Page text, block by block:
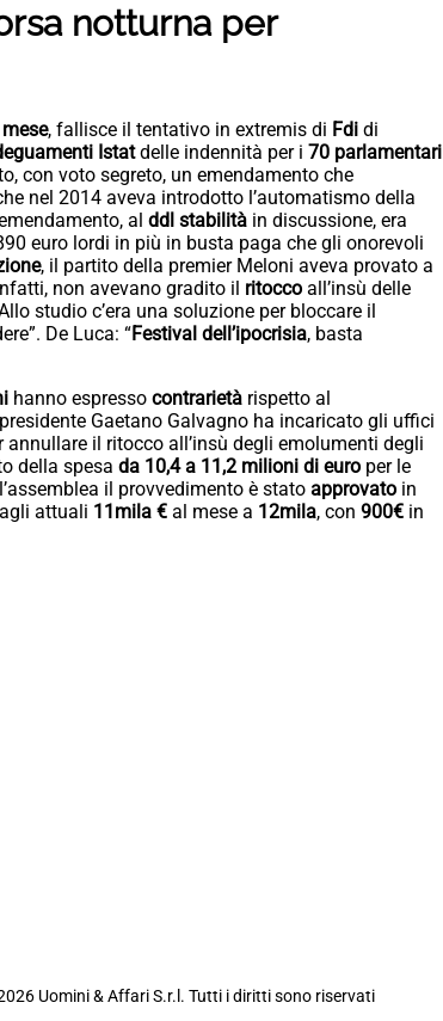
notturna per
, fallisce il tentativo in extremis di Fdi di
Istatdelle indennità per i 70 parlamentari
con voto segreto, un emendamento che
nel 2014 aveva introdotto l’automatismo della
al ddl stabilità in discussione, era
euro lordi in più in busta paga che gli onorevoli
, il partito della premier Meloni aveva provato a
non avevano gradito il ritocco all’insù delle
studio c’era una soluzione per bloccare il
De Luca: “Festival dell’ipocrisia, basta
hanno espresso contrarietà rispetto al
Gaetano Galvagno ha incaricato gli uffici
annullare il ritocco all’insù degli emolumenti degli
della spesa da 10,4 a 11,2 milioni di euro per le
il provvedimento è stato approvato in
attuali 11mila € al mese a 12mila, con 900€ in
Uomini & Affari S.r.l. Tutti i diritti sono riservati